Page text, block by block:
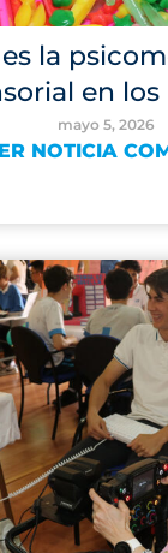
es la
en los
mayo 5, 2026
NOTICIA